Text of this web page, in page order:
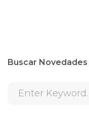
Buscar Novedades